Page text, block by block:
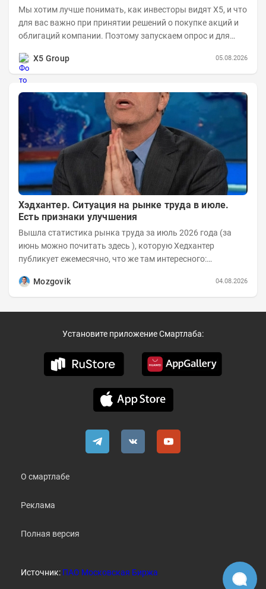
Мы хотим лучше понимать, как инвесторы видят X5, и что
для вас важно при принятии решений о покупке акций и
облигаций компании. Поэтому запускаем опрос и для
X5 Group
05.08.2026
Хэдхантер. Ситуация на рынке труда в июле.
Есть признаки улучшения
Вышла статистика рынка труда за июль 2026 года (за
июнь можно почитать здесь ), которую Хедхантер
публикует ежемесячно, что же там интересного:
Mozgovik
04.08.2026
Установите приложение Смартлаба:
О смартлабе
Реклама
Полная версия
Источник: ПАО Московская Биржа